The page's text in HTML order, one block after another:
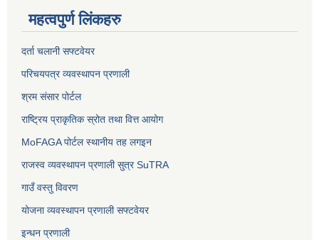
महत्वपुर्ण लिंकहरु
दर्ता चलानी सफ्टवेयर
परिचयपत्र व्यवस्थापन प्रणाली
श्रम संसार पोर्टल
राष्ट्रिय प्राकृतिक स्रोत तथा वित्त आयोग
MoFAGA पोर्टल स्थानीय तह लगइन
राजस्व व्यवस्थापन प्रणाली सुत्र SuTRA
गाउँ वस्तु विवरण
योजना व्यवस्थापन प्रणाली सफ्टवेयर
इन्धन प्रणाली